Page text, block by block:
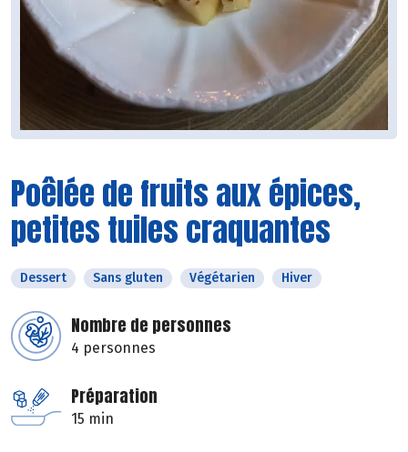
Poêlée de fruits aux épices,
petites tuiles craquantes
Dessert Sans gluten Végétarien Hiver
Nombre de personnes
4 personnes
Préparation
15 min